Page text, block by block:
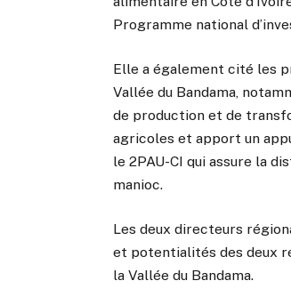
Programme national
Elle a également cité les
Vallée du Bandama,
de production et de
agricoles et apport un
le 2PAU-CI qui assure la
manioc.
Les deux directeurs
et potentialités des deux
la Vallée du Bandama.